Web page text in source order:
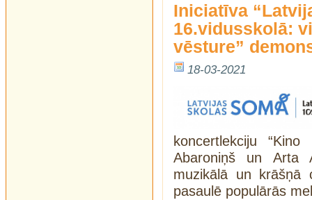
Iniciatīva
16.vidusskolā:
vēsture”
18-03-2021
koncertlekciju
Abaroniņš un Arta
muzikālā un krāšņā
pasaulē populārās